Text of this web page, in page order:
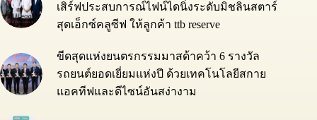
เสิร์ฟประสบการณ์ไฟน์ไดนิ่งระดับมิชลินสตาร์
สุดเอ็กซ์คลูซีฟ ให้ลูกค้า ttb reserve
ขีดสุดแห่งยนตรกรรมมาสด้าคว้า 6 รางวัล
รถยนต์ยอดเยี่ยมแห่งปี ด้วยเทคโนโลยีสกาย
แอคทีฟและดีไซน์อันสง่างาม